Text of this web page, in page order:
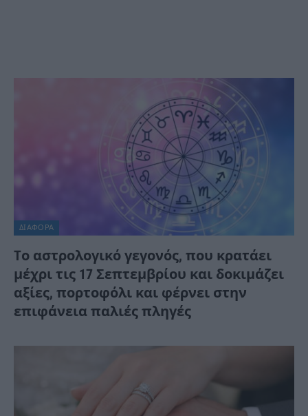
ΔΙΆΦΟΡΑ
Tο αστρολογικό γεγονός, που κρατάει
μέχρι τις 17 Σεπτεμβρίου και δοκιμάζει
αξίες, πορτοφόλι και φέρνει στην
επιφάνεια παλιές πληγές